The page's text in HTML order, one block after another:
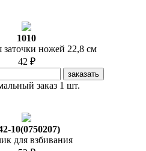
1010
заточки ножей 22,8 см
42 ₽
заказать
заказ 1 шт.
10(0750207)
для взбивания